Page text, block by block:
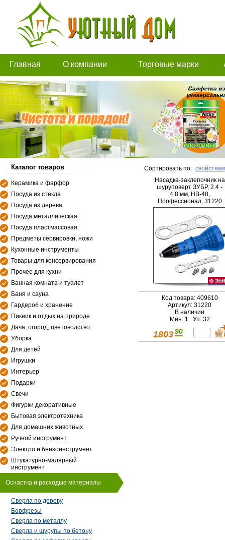
Главная О компании Торговые марки
Каталог товаров
Керамика и фарфор
Посуда из стекла
Посуда из дерева
Посуда металлическая
Посуда пластмассовая
Предметы сервировки, ножи
Кухонные инструменты
Товары для консервирования
Прочее для кухни
Ванная комната и туалет
Баня и сауна
Гардероб и хранение
Пикник и отдых на природе
Дача, огород, цветоводство
Уборка
Для детей
Игрушки
Интерьер
Подарки
Свечи
Фигурки декоративные
Бытовая электротехника
Для домашних животных
Ручной инструмент
Электро и бензоинструмент
Штукатурно-малярный
инструмент
Оснастка и расходые материалы
Сверла по дереву
Борфрезы
Сверла по металлу
Сверла и шурупы по бетону
Сортировать по: свойствам
Насадка-заклепочник на
шуруповерт ЗУБР, 2.4 -
4.8 мм, НВ-48,
Профессионал, 31220
Код товара: 409610
Артикул: 31220
В наличии
Мин: 1 Уп: 32
1803 90